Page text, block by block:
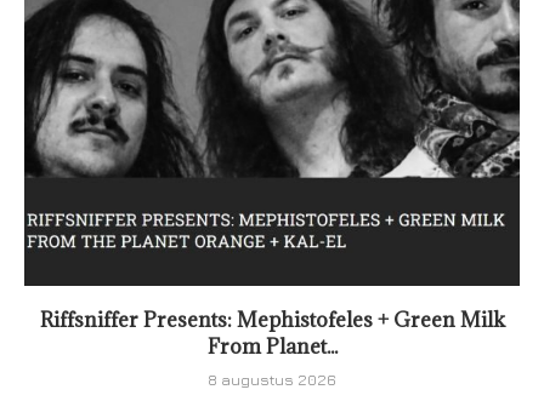
Riffsniffer Presents: Mephistofeles + Green Milk
From Planet...
8 augustus 2026